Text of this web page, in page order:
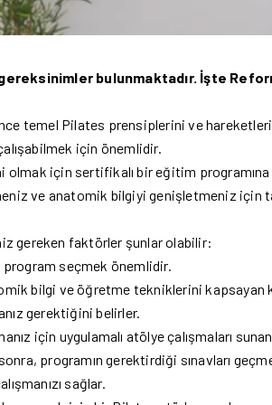
bulunmaktadır. İşte
temel Pilates prensiplerini ve
için önemlidir.
için sertifikalı bir eğitim
ve anatomik bilgiyi genişletmeniz için
gereken faktörler şunlar olabilir:
program seçmek önemlidir.
bilgi ve öğretme tekniklerini kapsayan
gerektiğini belirler.
için uygulamalı atölye çalışmaları
programın gerektirdiği sınavları
sağlar.